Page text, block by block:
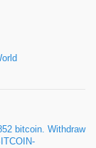
bitcoin. Withdraw